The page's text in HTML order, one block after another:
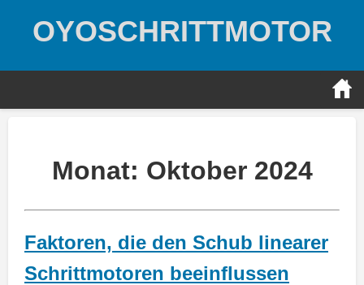
OYOSCHRITTMOTOR
Monat: Oktober 2024
Faktoren, die den Schub linearer
Schrittmotoren beeinflussen